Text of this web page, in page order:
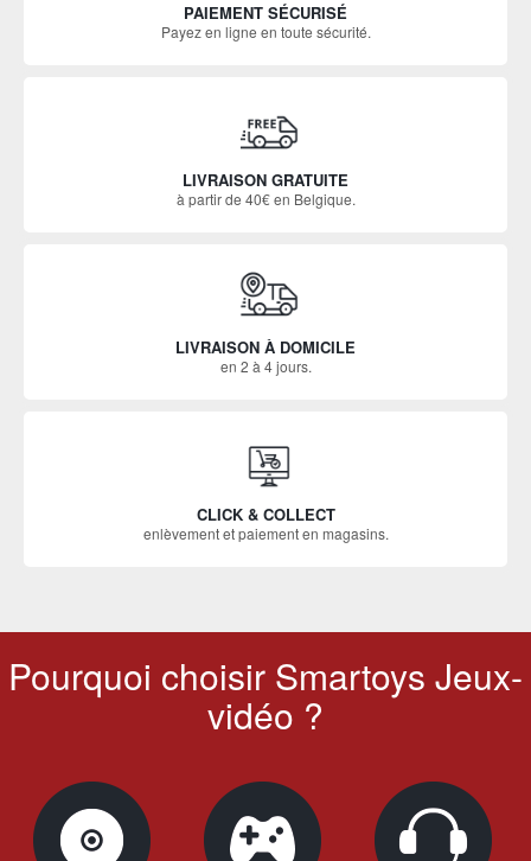
PAIEMENT SÉCURISÉ
Payez en ligne en toute sécurité.
LIVRAISON GRATUITE
à partir de 40€ en Belgique.
LIVRAISON À DOMICILE
en 2 à 4 jours.
CLICK & COLLECT
enlèvement et paiement en magasins.
Pourquoi choisir Smartoys Jeux-
vidéo ?